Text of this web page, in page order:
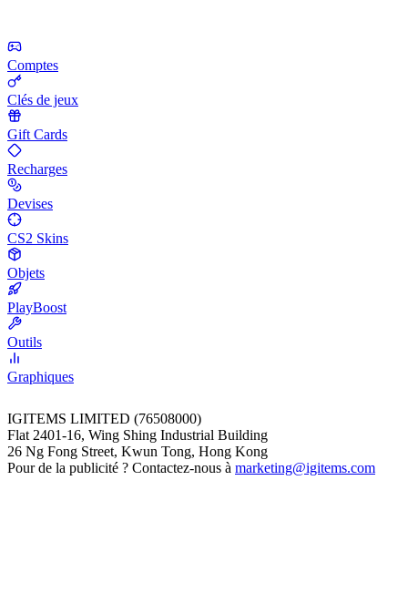
Comptes
Clés de jeux
Gift Cards
Recharges
Devises
CS2 Skins
Objets
PlayBoost
Outils
Graphiques
IGITEMS LIMITED (76508000)
Flat 2401-16, Wing Shing Industrial Building
26 Ng Fong Street, Kwun Tong, Hong Kong
Pour de la publicité ? Contactez-nous à marketing@igitems.com